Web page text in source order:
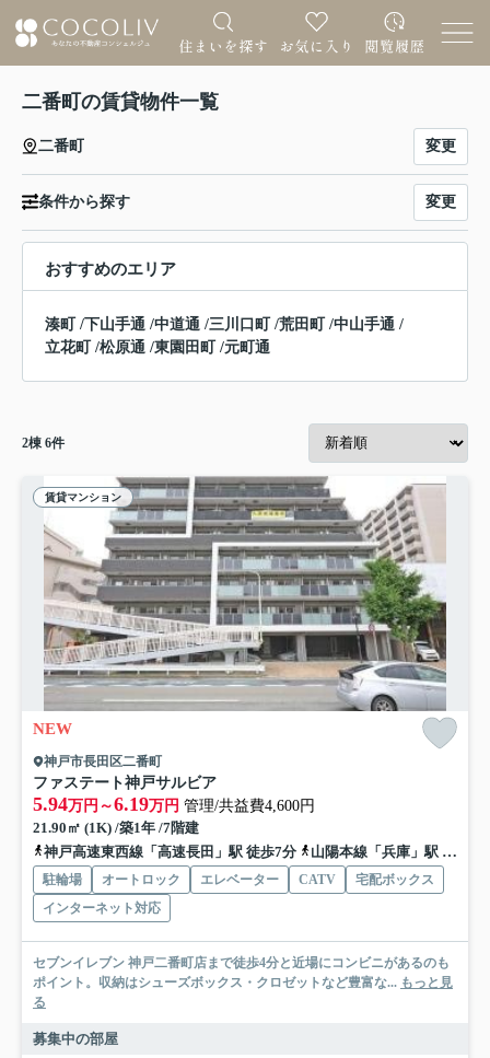
二番町の賃貸物件一覧
二番町 変更
条件から探す 変更
おすすめのエリア
湊町/下山手通 /中道通 /三川口町/荒田町/中山手通 /
立花町/松原通 /東園田町/元町通
2棟 6件
賃貸マンション
NEW
神戸市長田区二番町
ファステート神戸サルビア
5.94万円～6.19万円 管理/共益費4,600円
21.90㎡ (1K) /築1年 /7階建
神戸高速東西線「高速長田」駅 徒歩7分
山陽本線「兵庫」駅 徒歩10分
駐輪場 オートロック エレベーター CATV
宅配ボックス
インターネット対応
セブンイレブン 神戸二番町店まで徒歩4分と近場にコンビニがあるのも
ポイント。収納はシューズボックス・クロゼットなど豊富な... もっと見
る
募集中の部屋